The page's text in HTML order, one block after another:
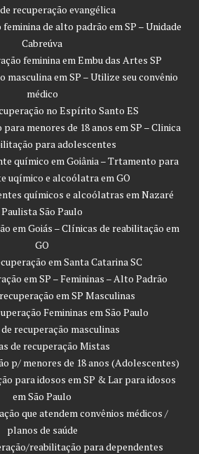
recuperação evangélica
de alto padrão em SP – Unidade
Cabreúva
feminina em Embu das Artes SP
masculina em SP – Utilize seu convênio
médico
no Espírito Santo ES
menores de 18 anos em SP – Clinica
para adolescentes
químico em Goiânia – Trtamento para
uqímico e alcoólatra em GO
químicos e alcoólatras em Nazaré
Paulista São Paulo
em Goiás – Clínicas de reabilitação em
GO
em Santa Catarina SC
em SP – Femininas – Alto Padrão
em SP Masculinas
Femininas em São Paulo
recuperação masculinas
de recuperação Mistas
p/ menores de 18 anos (Adolescentes)
para idosos em SP & Lar para idosos
em São Paulo
que atendem convênios médicos /
planos de saúde
reabilitação para dependentes